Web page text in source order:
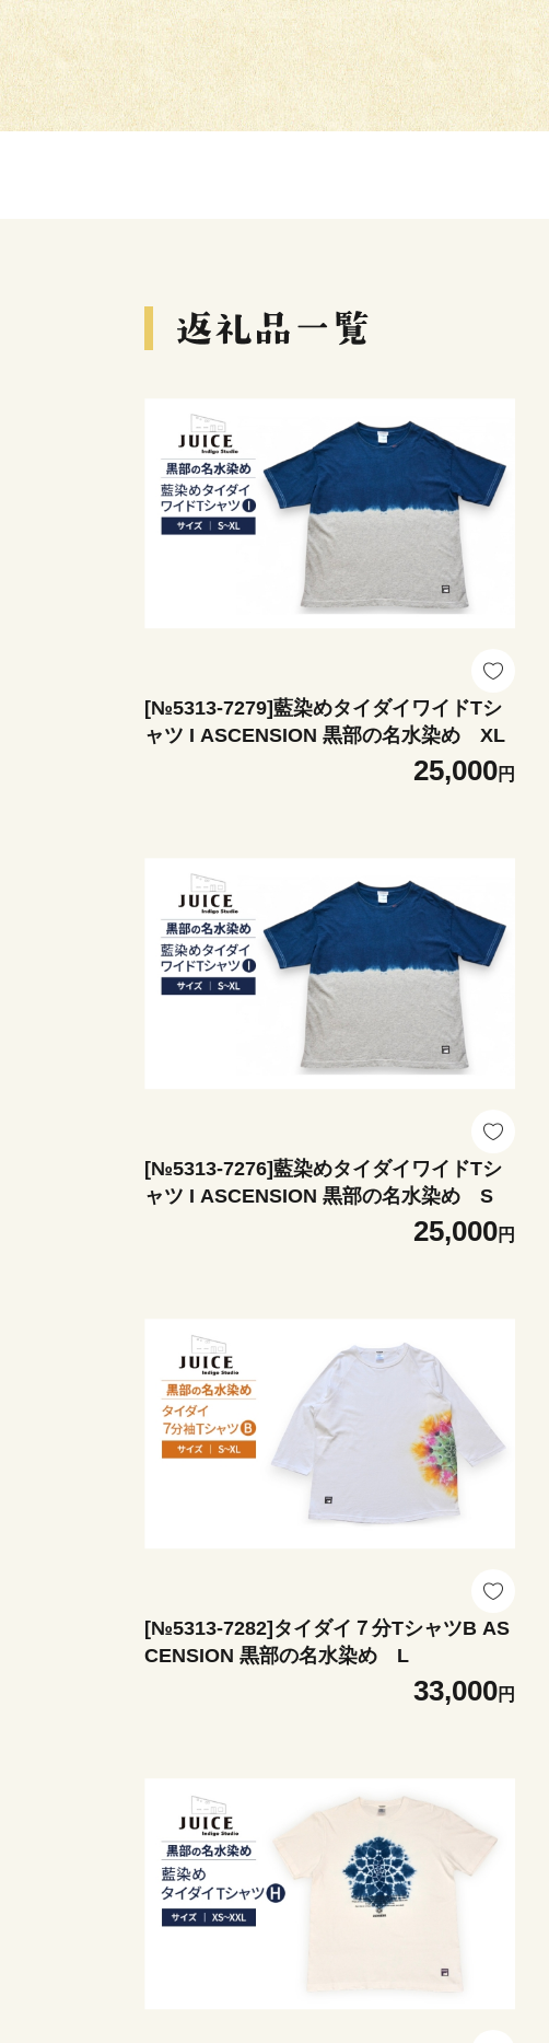
[№5313-7279]藍染めタイダイワイドTシ
ャツ I ASCENSION 黒部の名水染め XL
25,000円
[№5313-7276]藍染めタイダイワイドTシ
ャツ I ASCENSION 黒部の名水染め S
25,000円
[№5313-7282]タイダイ７分TシャツB AS
CENSION 黒部の名水染め L
33,000円